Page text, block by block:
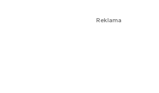
Reklama